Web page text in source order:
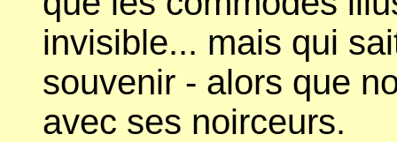
invisible... mais qui
souvenir - alors que
avec ses noirceurs.